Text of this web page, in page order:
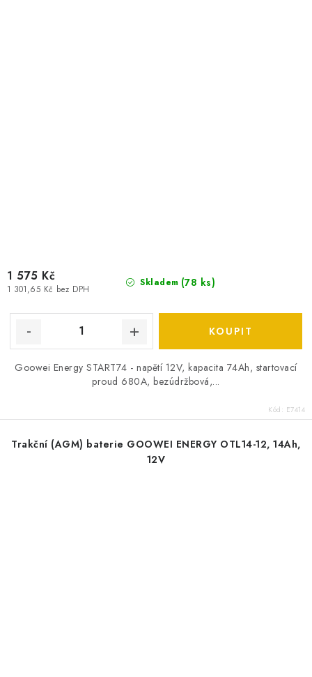
Skladem (78 ks)
1 301,65 Kč bez DPH
1 575 Kč
Goowei Energy START74 - napětí 12V, kapacita 74Ah, startovací
proud 680A, bezúdržbová,...
Kód: E7414
Trakční (AGM) baterie GOOWEI ENERGY OTL14-12, 14Ah,
12V